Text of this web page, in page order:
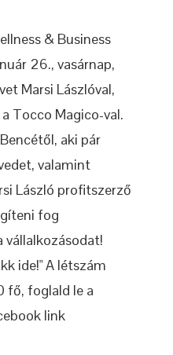
& Business
26., vasárnap,
Marsi Lászlóval,
Tocco Magico-val.
aki pár
valamint
László profitszerző
fog
vállalkozásodat!
ide!" A létszám
foglald le a
link